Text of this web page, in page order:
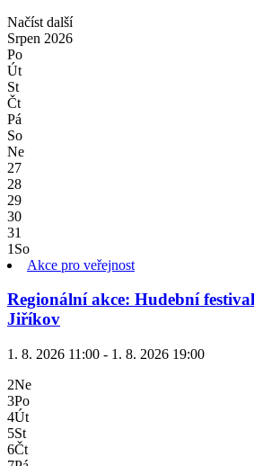
Načíst další
Srpen 2026
Po
Út
St
Čt
Pá
So
Ne
27
28
29
30
31
1 So
Akce pro veřejnost
Regionální akce: Hudební
Jiříkov
1. 8. 2026 11:00 - 1. 8. 2026 19:00
2Ne
3Po
4Út
5St
6Čt